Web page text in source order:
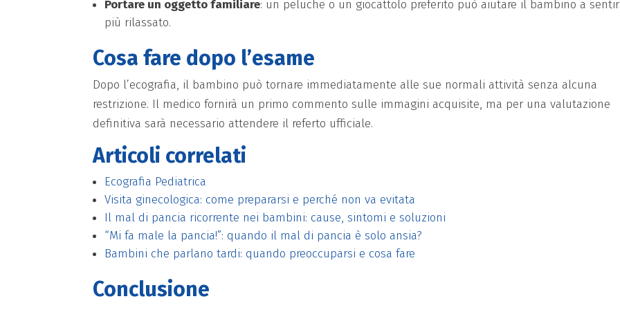
Portare un oggetto familiare: un peluche o un giocattolo preferito può aiutare il bambino a
più rilassato.
Cosa fare dopo l’esame
Dopo l’ecografia, il bambino può tornare immediatamente alle sue normali attività senza alcuna
restrizione. Il medico fornirà un primo commento sulle immagini acquisite, ma per una valutazione
definitiva sarà necessario attendere il referto ufficiale.
Articoli correlati
Ecografia Pediatrica
Visita ginecologica: come prepararsi e perché non va evitata
Il mal di pancia ricorrente nei bambini: cause, sintomi e soluzioni
“Mi fa male la pancia!”: quando il mal di pancia è solo ansia?
Bambini che parlano tardi: quando preoccuparsi e cosa fare
Conclusione